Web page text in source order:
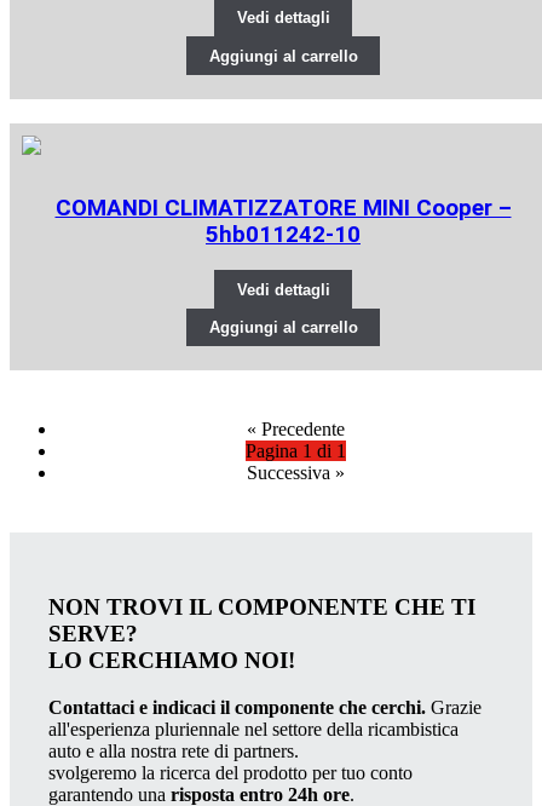
Vedi dettagli
Aggiungi al carrello
COMANDI CLIMATIZZATORE MINI Cooper –
5hb011242-10
Vedi dettagli
Aggiungi al carrello
« Precedente
Pagina 1 di 1
Successiva »
NON TROVI IL COMPONENTE CHE TI
SERVE?
LO CERCHIAMO NOI!
Contattaci e indicaci il componente che cerchi. Grazie
all'esperienza pluriennale nel settore della ricambistica
auto e alla nostra rete di partners.
svolgeremo la ricerca del prodotto per tuo conto
garantendo una risposta entro 24h ore.